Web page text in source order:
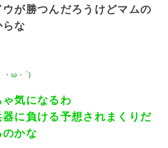
が勝つんだろうけどマムの
な
気になるわ
に負ける予想されまくりだ
のかな